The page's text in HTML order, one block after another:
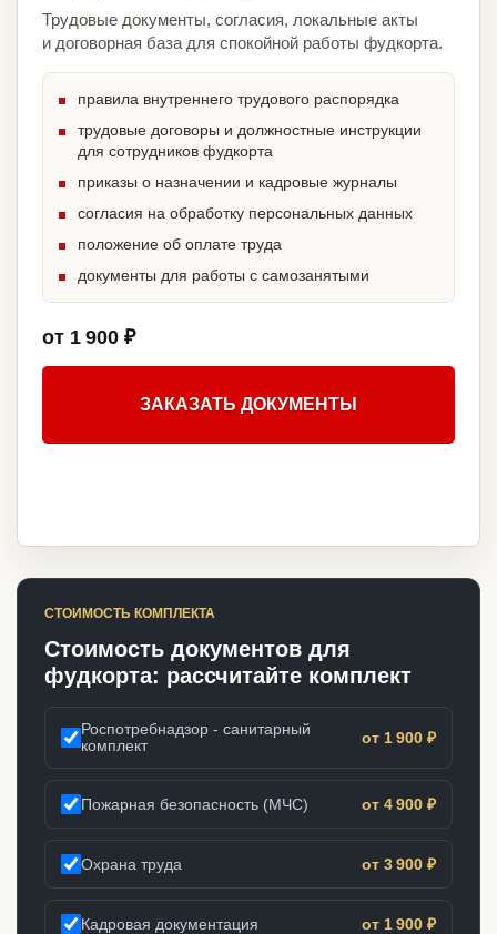
Трудовые документы, согласия, локальные акты
и договорная база для спокойной работы фудкорта.
правила внутреннего трудового распорядка
трудовые договоры и должностные инструкции
для сотрудников фудкорта
приказы о назначении и кадровые журналы
согласия на обработку персональных данных
положение об оплате труда
документы для работы с самозанятыми
от 1 900 ₽
ЗАКАЗАТЬ ДОКУМЕНТЫ
СТОИМОСТЬ КОМПЛЕКТА
Стоимость документов для
фудкорта: рассчитайте комплект
Роспотребнадзор - санитарный
комплект
от 1 900 ₽
Пожарная безопасность (МЧС) от 4 900 ₽
Охрана труда от 3 900 ₽
Кадровая документация от 1 900 ₽